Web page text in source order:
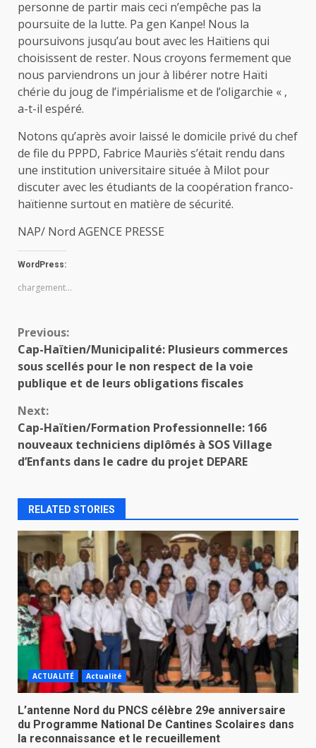
personne de partir mais ceci n’empêche pas la
poursuite de la lutte. Pa gen Kanpe! Nous la
poursuivons jusqu’au bout avec les Haïtiens qui
choisissent de rester. Nous croyons fermement que
nous parviendrons un jour à libérer notre Haïti
chérie du joug de l’impérialisme et de l’oligarchie « ,
a-t-il espéré.
Notons qu’après avoir laissé le domicile privé du chef
de file du PPPD, Fabrice Mauriès s’était rendu dans
une institution universitaire située à Milot pour
discuter avec les étudiants de la coopération franco-
haïtienne surtout en matière de sécurité.
NAP/ Nord AGENCE PRESSE
WordPress:
chargement…
Continue
Reading
Previous:
Cap-Haïtien/Municipalité: Plusieurs commerces
sous scellés pour le non respect de la voie
publique et de leurs obligations fiscales
Next:
Cap-Haïtien/Formation Professionnelle: 166
nouveaux techniciens diplômés à SOS Village
d’Enfants dans le cadre du projet DEPARE
RELATED STORIES
ACTUALITÉ Actualité
L’antenne Nord du PNCS célèbre 29e anniversaire
du Programme National De Cantines Scolaires dans
la reconnaissance et le recueillement